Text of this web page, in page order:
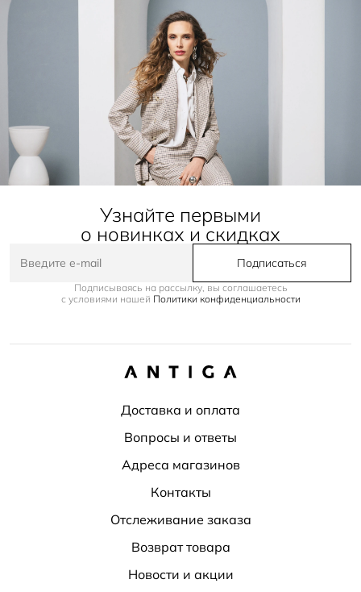
Узнайте первыми
о новинках и скидках
Подписаться
Подписываясь на рассылку, вы соглашаетесь
с условиями нашей Политики конфиденциальности
Доставка и оплата
Вопросы и ответы
Адреса магазинов
Контакты
Отслеживание заказа
Возврат товара
Новости и акции